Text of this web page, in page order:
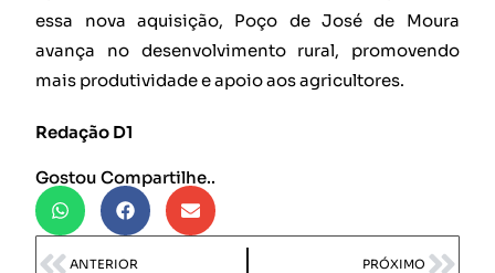
essa nova aquisição, Poço de José de Moura
avança no desenvolvimento rural, promovendo
mais produtividade e apoio aos agricultores.
Redação D1
Gostou Compartilhe..
ANTERIOR PRÓXIMO